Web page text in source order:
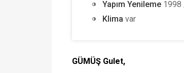
Yapım Yenileme 1998
Klima var
GÜMÜŞ Gulet,